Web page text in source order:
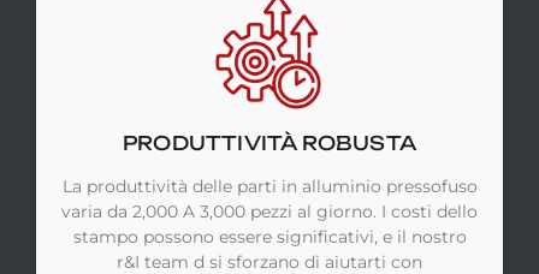
PRODUTTIVITÀ ROBUSTA
La produttività delle parti in alluminio pressofuso
varia da 2,000 A 3,000 pezzi al giorno. I costi dello
stampo possono essere significativi, e il nostro
r&I team d si sforzano di aiutarti con